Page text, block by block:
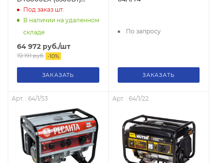
четырёхтактный, 374 г/
кВт*ч, 74кг.
Под заказ шт.
В наличии на удаленном
складе
64 972 руб./шт
72 191руб. -10%
ЗАКАЗАТЬ
По запросу
ЗАКАЗАТЬ
Арт. : 64/1/53 Арт. : 64/1/22